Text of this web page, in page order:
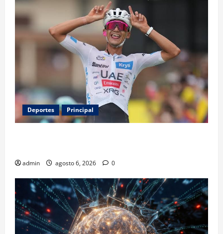
Deportes Principal
admin agosto 6, 2026 0